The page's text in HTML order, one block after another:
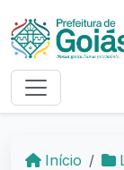
Início